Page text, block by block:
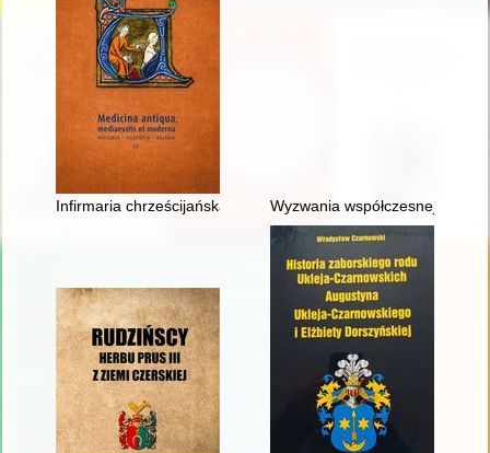
Infirmaria chrześcijańska" Mikołaja z Mościsk (1624) :
Wyzwania współczesnej